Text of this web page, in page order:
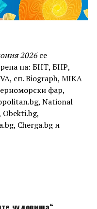
2026се
на: БНТ, БНР,
сп. Biograph, MIKA
фар,
National
Obekti.bg,
Cherga.bg и